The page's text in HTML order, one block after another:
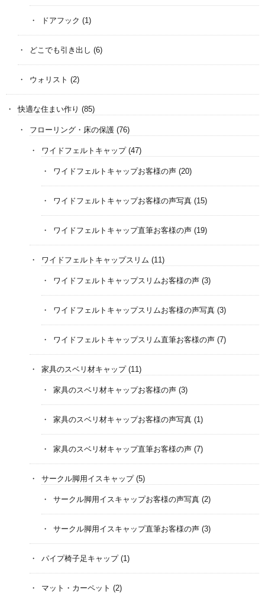
ドアフック (1)
どこでも引き出し (6)
ウォリスト (2)
快適な住まい作り (85)
フローリング・床の保護 (76)
ワイドフェルトキャップ(47)
ワイドフェルトキャップお客様の声 (20)
ワイドフェルトキャップお客様の声写真 (15)
ワイドフェルトキャップ直筆お客様の声 (19)
ワイドフェルトキャップスリム (11)
ワイドフェルトキャップスリムお客様の声 (3)
ワイドフェルトキャップスリムお客様の声写真 (3)
ワイドフェルトキャップスリム直筆お客様の声 (7)
家具のスベリ材キャップ(11)
家具のスベリ材キャップお客様の声 (3)
家具のスベリ材キャップお客様の声写真 (1)
家具のスベリ材キャップ直筆お客様の声 (7)
サークル脚用イスキャップ(5)
サークル脚用イスキャップお客様の声写真 (2)
サークル脚用イスキャップ直筆お客様の声 (3)
パイプ椅子足キャップ(1)
マット・カーペット (2)